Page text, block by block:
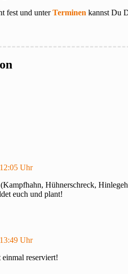
fest und unterTerminen kannst Du
Uhr
Hühnerschreck,
euch und plant!
Uhr
reserviert!